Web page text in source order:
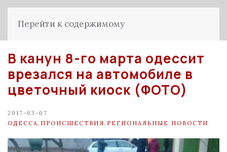
Перейти к содержимому
В канун 8-го марта одессит
врезался на автомобиле в
цветочный киоск (ФОТО)
2017-03-07
ОДЕССА
ПРОИСШЕСТВИЯ РЕГИОНАЛЬНЫЕ НОВОСТИ